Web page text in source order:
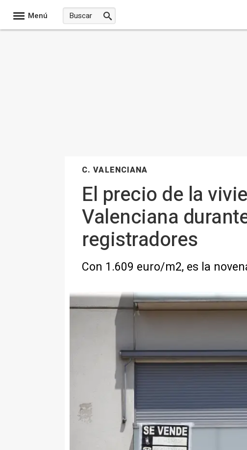
Menú
C. VALENCIANA
El precio de la
Valenciana
registradores
Con 1.609 euro/m2, es la